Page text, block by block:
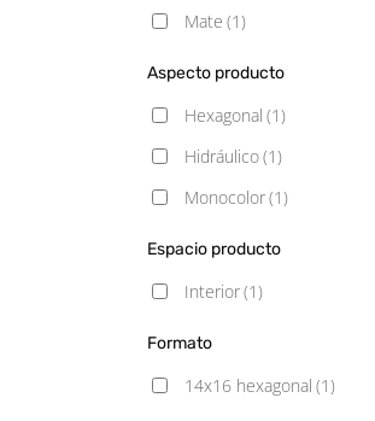
Mate (1)
Aspecto producto
Hexagonal (1)
Hidráulico(1)
Monocolor(1)
Espacio producto
Interior(1)
Formato
14x16 hexagonal (1)